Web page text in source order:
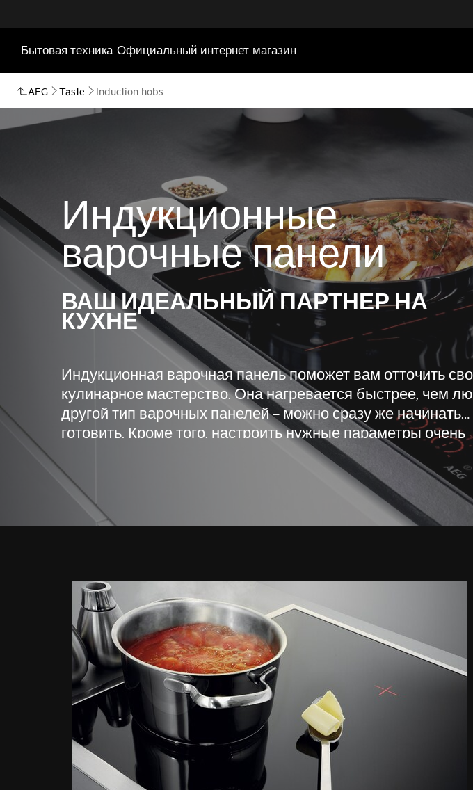
Бытовая техника Официальный интернет-магазин
AEG Taste Induction hobs
Индукционные
варочные панели
ВАШ ИДЕАЛЬНЫЙ ПАРТНЕР НА
КУХНЕ
Индукционная варочная панель поможет вам отточить
кулинарное мастерство. Она нагревается быстрее, чем
другой тип варочных панелей – можно сразу же начинать
готовить. Кроме того, настроить нужные параметры очень
легко, поэтому вы сможете быть уверены в результате,
для приготовления блюда (карамели, выпечки, жаркого)
требуется строгое соблюдение температурного режима.